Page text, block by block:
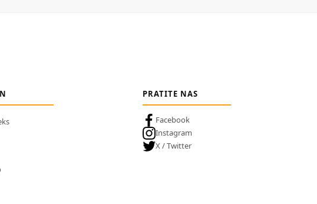
PRATITE NAS
Facebook
Instagram
X / Twitter